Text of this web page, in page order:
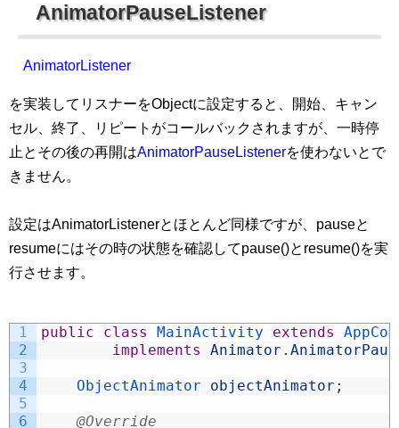
AnimatorPauseListener
AnimatorListener
を実装してリスナーをObjectに設定すると、開始、キャン
セル、終了、リピートがコールバックされますが、一時停
止とその後の再開はAnimatorPauseListenerを使わないとで
きません。
設定はAnimatorListenerとほとんど同様ですが、pauseと
resumeにはその時の状態を確認してpause()とresume()を実
行させます。
1
2
3
4
5
6
public class MainActivity extends
implements
Animator .
ObjectAnimator objectAnimator ;
@Override